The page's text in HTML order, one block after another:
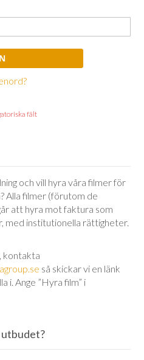
och vill hyra våra filmer för
Alla filmer (förutom de
att hyra mot faktura som
med institutionella rättigheter.
kontakta
så skickar vi en länk
i. Ange ”Hyra film” i
utbudet?